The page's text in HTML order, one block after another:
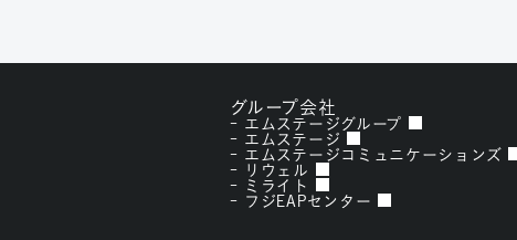
グループ会社
エムステージグループ
エムステージ
エムステージコミュニケーションズ
リウェル
ミライト
フジEAPセンター